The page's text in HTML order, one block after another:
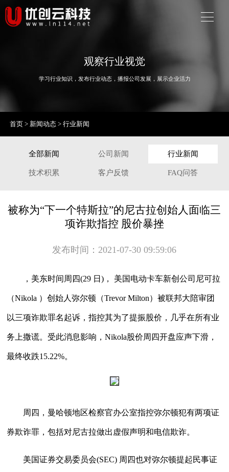
观察行业视觉
学习行业知识，发布行业动态，播报公司发展，展示企业活力
首页 > 新闻动态 >行业新闻
全部新闻 公司新闻 行业新闻
技术积累 客户反馈 FAQ问答
被称为“下一个特斯拉”的尼古拉创始人面临三
项诈欺指控 股价暴挫
发布时间：2021-07-30 09:59:06
，美东时间周四(29 日)， 美国电动卡车新创公司尼可拉
（Nikola ）创始人弥尔顿（Trevor Milton）被联邦大陪审团
以三项诈欺罪名起诉，指控其为了提振股价，几乎在所有业
务上撒谎。受此消息影响，Nikola股价周四开盘应声下滑，
最终收跌15.22%。
周四，曼哈顿地区检察官办公室指控弥尔顿犯有两项证
券欺诈罪，包括对尼古拉做出虚假声明和电信欺诈。
美国证券交易委员会(SEC) 周四也对弥尔顿提起民事证